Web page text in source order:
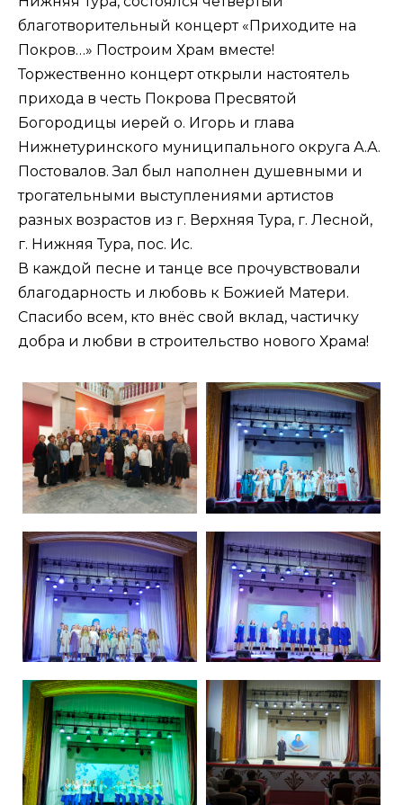
благотворительный концерт «Приходите на
Покров…» Построим Храм вместе!
Торжественно концерт открыли настоятель
прихода в честь Покрова Пресвятой
Богородицы иерей о. Игорь и глава
Нижнетуринского муниципального округа А.А.
Постовалов. Зал был наполнен душевными и
трогательными выступлениями артистов
разных возрастов из г. Верхняя Тура, г. Лесной,
г. Нижняя Тура, пос. Ис.
В каждой песне и танце все прочувствовали
благодарность и любовь к Божией Матери.
Спасибо всем, кто внёс свой вклад, частичку
добра и любви в строительство нового Храма!